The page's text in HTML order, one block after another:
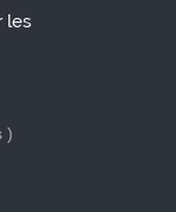
les
)